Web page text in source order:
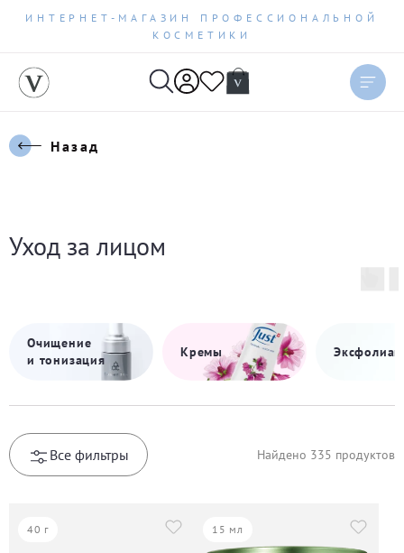
ИНТЕРНЕТ-МАГАЗИН ПРОФЕССИОНАЛЬНОЙ
КОСМЕТИКИ
Назад
Уход за лицом
Очищение
и тонизация
Кремы
Все фильтры Найдено 335 продуктов
40 г 15 мл